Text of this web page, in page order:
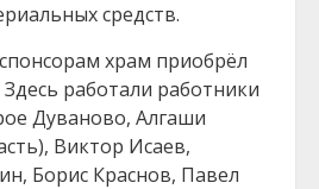
средств.
храм приобрёл
работали работники
Дуваново, Алгаши
Виктор Исаев,
Борис Краснов, Павел